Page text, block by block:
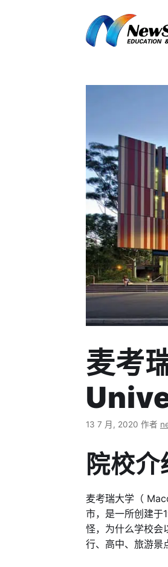
麦考
13 7 月, 2020 作者
院校介
麦考瑞大学（
市，是一所创建于
怪，为什么学校会
行、高中、旅游景